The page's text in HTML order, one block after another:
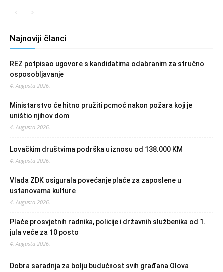
Najnoviji članci
REZ potpisao ugovore s kandidatima odabranim za stručno
osposobljavanje
4. Augusta 2026.
Ministarstvo će hitno pružiti pomoć nakon požara koji je
uništio njihov dom
4. Augusta 2026.
Lovačkim društvima podrška u iznosu od 138.000 KM
4. Augusta 2026.
Vlada ZDK osigurala povećanje plaće za zaposlene u
ustanovama kulture
4. Augusta 2026.
Plaće prosvjetnih radnika, policije i državnih službenika od 1.
jula veće za 10 posto
4. Augusta 2026.
Dobra saradnja za bolju budućnost svih građana Olova